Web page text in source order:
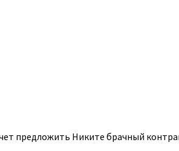
предложить Никите брачный